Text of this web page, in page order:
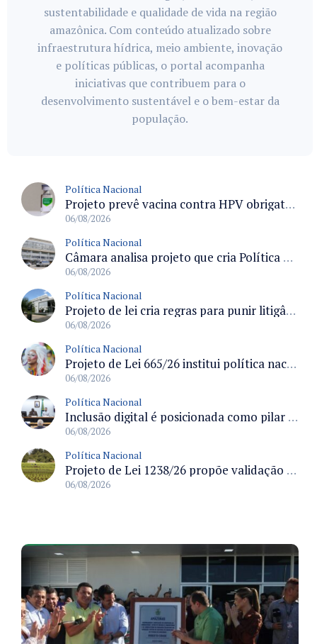
sustentabilidade e qualidade de vida na região
amazônica. Com conteúdo atualizado sobre
infraestrutura hídrica, meio ambiente, inovação
e políticas públicas, o portal acompanha
iniciativas que contribuem para o
desenvolvimento sustentável e o bem-estar da
população.
Política Nacional
Projeto prevê vacina contra HPV obrigatória e testes moleculares para rastreamento do câncer do colo do útero
06/08/2026
Política Nacional
Câmara analisa projeto que cria Política Nacional de Qualificação e Valorização da Preceptoria na Residência Médica
06/08/2026
Política Nacional
Projeto de lei cria regras para punir litigância abusiva reversa e integrar sistemas do Judiciário
06/08/2026
Política Nacional
Projeto de Lei 665/26 institui política nacional para prevenção ao transfeminicídio e prevê medidas de proteção e reparação
06/08/2026
Política Nacional
Inclusão digital é posicionada como pilar essencial da reurbanização de favelas e periferias
06/08/2026
Política Nacional
Projeto de Lei 1238/26 propõe validação automática do Cadastro Ambiental Rural para imóveis de até quatro módulos fiscais
06/08/2026